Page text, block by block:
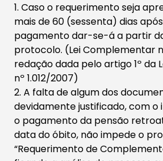
1. Caso o requerimento seja
mais de 60 (sessenta) dias
pagamento dar-se-á a partir
protocolo. (Lei Complementar
redação dada pelo artigo 1º da
nº 1.012/2007)
2. A falta de algum dos
devidamente justificado, com
o pagamento da pensão
data do óbito, não impede o
“Requerimento de